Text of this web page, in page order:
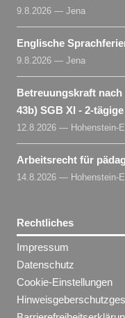
9.8.2026 — Jena
Englische
9.8.2026 — Jena
Betreuungskraft
43b) SGB XI - 2-
12.8.2026 — Hohenstein-
Arbeitsrecht für
14.8.2026 — Hohenstein-
Rechtliches
Impressum
Datenschutz
Cookie-Einstellungen